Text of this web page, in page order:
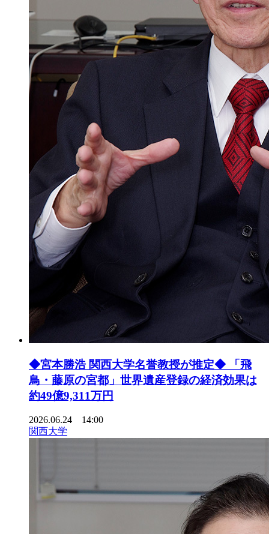
◆宮本勝浩 関西大学名誉教授が推定◆ 「飛
鳥・藤原の宮都」世界遺産登録の経済効果は
約49億9,311万円
2026.06.24 14:00
関西大学